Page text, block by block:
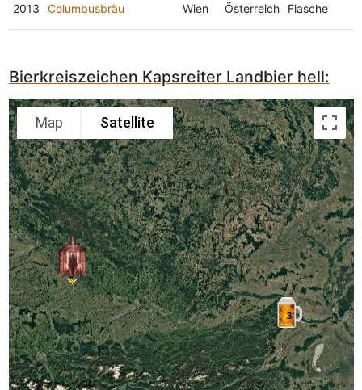
2013 Columbusbräu Wien Österreich Flasche
Bierkreiszeichen Kapsreiter Landbier hell:
3
Map Satellite